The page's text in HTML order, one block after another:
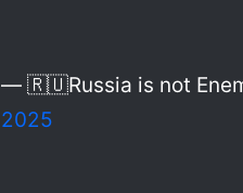
— 🇷🇺Russia is not
2025